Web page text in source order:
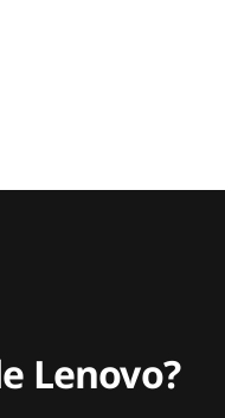
Lenovo?